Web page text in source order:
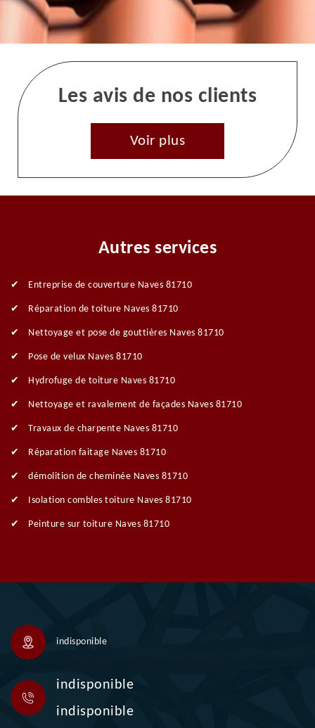
Les avis de nos clients
Voir plus
Autres services
Entreprise de couverture Naves 81710
Réparation de toiture Naves 81710
Nettoyage et pose de gouttières Naves 81710
Pose de velux Naves 81710
Hydrofuge de toiture Naves 81710
Nettoyage et ravalement de façades Naves 81710
Travaux de charpente Naves 81710
Réparation faitage Naves 81710
démolition de cheminée Naves 81710
Isolation combles toiture Naves 81710
Peinture sur toiture Naves 81710
indisponible
indisponible
indisponible